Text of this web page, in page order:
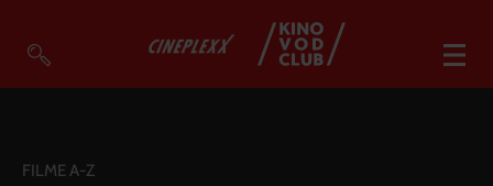
FILME A-Z